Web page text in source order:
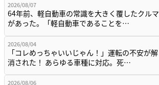
2026/08/07
64年前、軽自動車の常識を大きく覆したクルマ
があった。「軽自動車であることを…
2026/08/04
「コレめっちゃいいじゃん！」運転の不安が解
消された！ あらゆる車種に対応。死…
2026/08/06